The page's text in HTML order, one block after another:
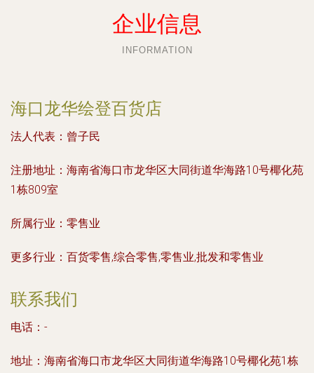
企业信息
INFORMATION
海口龙华绘登百货店
法人代表： 曾子民
注册地址： 海南省海口市龙华区大同街道华海路10号椰化苑
1栋809室
所属行业： 零售业
更多行业： 百货零售,综合零售,零售业,批发和零售业
联系我们
电话：-
地址：海南省海口市龙华区大同街道华海路10号椰化苑1栋